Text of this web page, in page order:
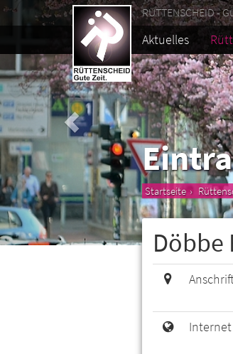
RÜTTENSCHEID -
Aktuelles
Startseite
Döbbe
Internet